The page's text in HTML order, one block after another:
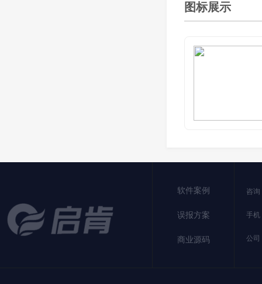
图标展示
软件案例
误报方案
商业源码
咨询
手机
公司